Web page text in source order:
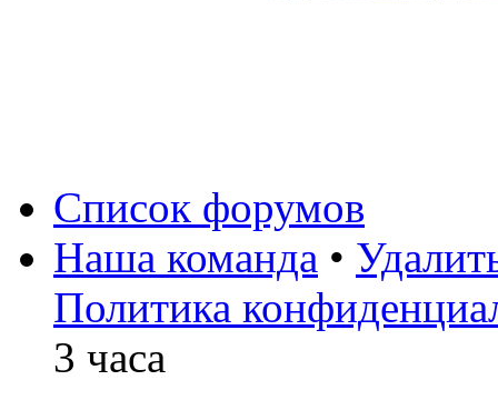
Список форумов
Наша команда •
Политика
3 часа